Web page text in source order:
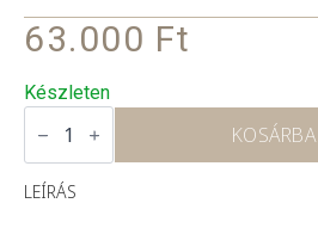
63.000 Ft
Készleten
Lottie
arany
angyalos
LEÍRÁS